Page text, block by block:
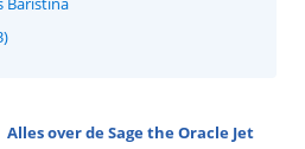
Alles over de Sage the Oracle Jet